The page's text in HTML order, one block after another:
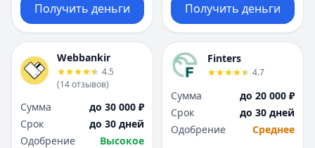
Получить деньги Получить деньги
Webbankir
4.5
(14отзывов)
Сумма
до 30 000 ₽
Срок
до 30 дней
Одобрение
Высокое
Finters
4.7
Сумма
до 20 000 ₽
Срок
до 30 дней
Одобрение
Среднее